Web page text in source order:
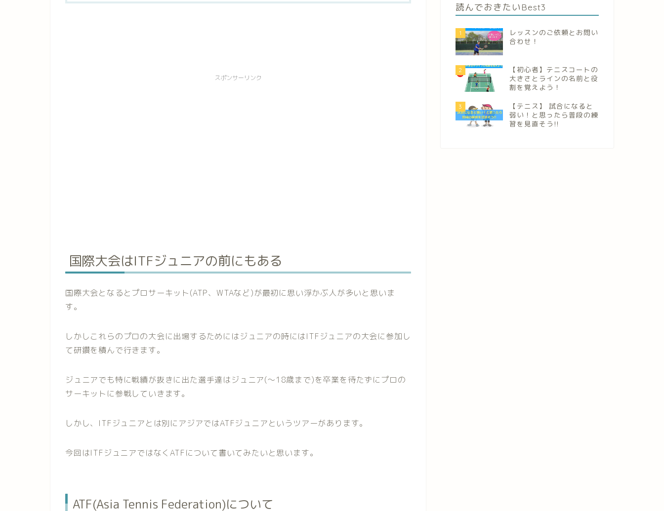
スポンサーリンク
国際大会はITFジュニアの前にもある
国際大会となるとプロサーキット(ATP、WTAなど)が最初に思い浮かぶ人が多いと思いま
す。
しかしこれらのプロの大会に出場するためにはジュニアの時にはITFジュニアの大会に参加し
て研鑽を積んで行きます。
ジュニアでも特に戦績が抜きに出た選手達はジュニア(〜18歳まで)を卒業を待たずにプロの
サーキットに参戦していきます。
しかし、ITFジュニアとは別にアジアではATFジュニアというツアーがあります。
今回はITFジュニアではなくATFについて書いてみたいと思います。
ATF(Asia Tennis Federation)について
読んでおきたいBest3
1
レッスンのご依頼とお問い
合わせ！
2
【初心者】テニスコートの
大きさとラインの名前と役
割を覚えよう！
3
【テニス】 試合になると
弱い！と思ったら普段の練
習を見直そう!!